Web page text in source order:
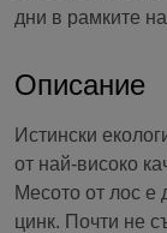
дни в рамките
Описание
Истински
от най-високо
Месото от лос е
цинк. Почти не